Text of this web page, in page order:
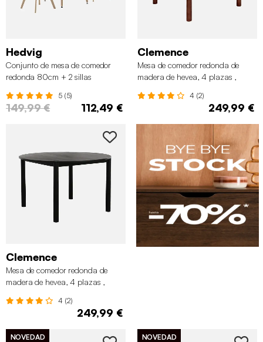
Hedvig
Conjunto de mesa de comedor
redonda 80cm + 2 sillas
5 (5)
149,99 € 112,49 €
Clemence
Mesa de comedor redonda de
madera de hevea, 4 plazas ,
4 (2)
249,99 €
Clemence
Mesa de comedor redonda de
madera de hevea, 4 plazas ,
4 (2)
249,99 €
NOVEDAD NOVEDAD